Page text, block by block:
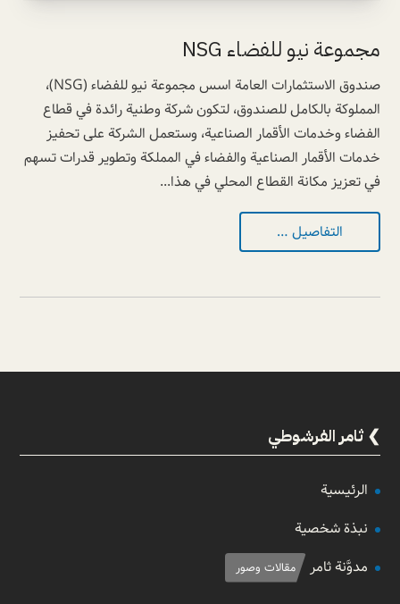
مجموعة نيو للفضاء NSG
صندوق الاستثمارات العامة اسس مجموعة نيو للفضاء (NSG)،
المملوكة بالكامل للصندوق، لتكون شركة وطنية رائدة في قطاع
الفضاء وخدمات الأقمار الصناعية، وستعمل الشركة على تحفيز
خدمات الأقمار الصناعية والفضاء في المملكة وتطوير قدرات تسهم
في تعزيز مكانة القطاع المحلي في هذا...
التفاصيل …
ثامر الفرشوطي
الرئيسية
نبذة شخصية
مدوَّنة ثامر
مقالات وصور